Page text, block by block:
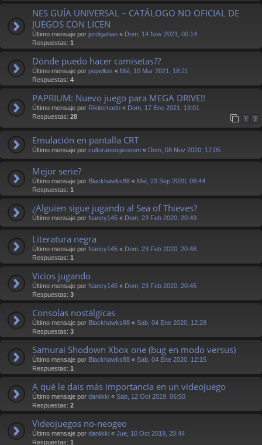
NES GUÍA UNIVERSAL – CATÁLOGO NO OFICIAL DE
JUEGOS CON LICEN
Último mensaje por jordigahan « Dom, 14 Nov 2021, 00:14
Respuestas: 1
Dónde puedo hacer camisetas??
Último mensaje por pepelluis « Mié, 10 Mar 2021, 18:21
Respuestas: 4
PAPRIUM: Nuevo juego para MEGA DRIVE!!
Último mensaje por Rikitornado « Dom, 17 Ene 2021, 19:01
Respuestas: 28 1 2
Emulación en pantalla CRT
Último mensaje por culturaneogeocom « Dom, 08 Nov 2020, 17:05
Mejor serie?
Último mensaje por Blackhawks88 « Mié, 23 Sep 2020, 08:44
Respuestas: 1
¿Alguien sigue jugando al Sea of Thieves?
Último mensaje por Nancy145 « Dom, 23 Feb 2020, 20:49
Literatura negra
Último mensaje por Nancy145 « Dom, 23 Feb 2020, 20:48
Respuestas: 1
Vicios jugando
Último mensaje por Nancy145 « Dom, 23 Feb 2020, 20:45
Respuestas: 3
Consolas nostálgicas
Último mensaje por Blackhawks88 « Sab, 04 Ene 2020, 12:28
Respuestas: 3
Samurai Shodown Xbox one (bug en modo versus)
Último mensaje por Blackhawks88 « Sab, 04 Ene 2020, 12:15
Respuestas: 1
A qué le dais más importancia en un videojuego
Último mensaje por daniikki « Sab, 12 Oct 2019, 06:50
Respuestas: 2
Videojuegos no-neogeo
Último mensaje por daniikki « Jue, 10 Oct 2019, 20:44
Respuestas: 1